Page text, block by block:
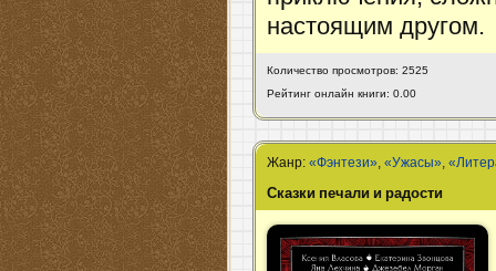
настоящим другом.
Количество просмотров: 2525
Рейтинг онлайн книги: 0.00
Жанр:«Фэнтези»,«Ужасы»,
Сказки печали и радости